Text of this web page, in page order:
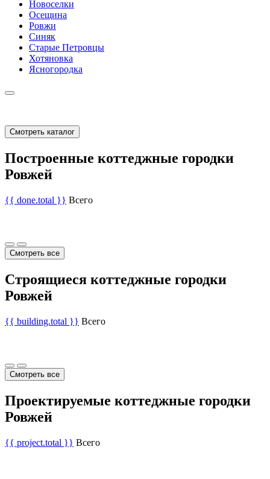
Новоселки
Осещина
Ровжи
Синяк
Старые Петровцы
Хотяновка
Ясногородка
Смотреть каталог
Построенные коттеджные городки
Ровжей
{{ done.total }} Всего
Смотреть все
Строящиеся коттеджные городки
Ровжей
{{ building.total }} Всего
Смотреть все
Проектируемые коттеджные городки
Ровжей
{{ project.total }} Всего